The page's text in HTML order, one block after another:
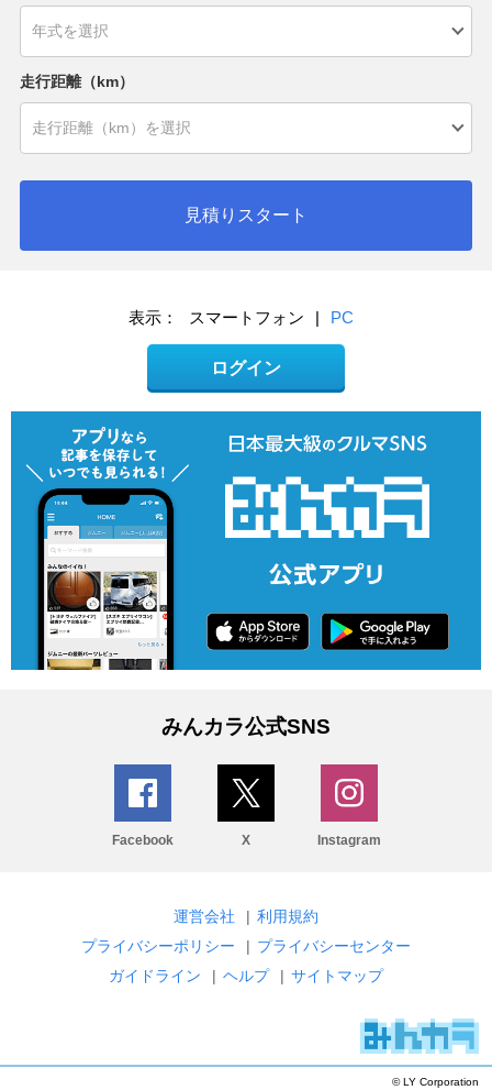
走行距離（km）
見積りスタート
表示： スマートフォン PC
ログイン
みんカラ公式SNS
Facebook X Instagram
運営会社 | 利用規約
プライバシーポリシー
| プライバシーセンター
ガイドライン
| ヘルプ | サイトマップ
© LY Corporation